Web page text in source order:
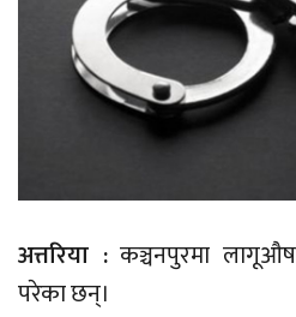
अत्तरिया :कञ्चनपुरमा
परेका छन्।